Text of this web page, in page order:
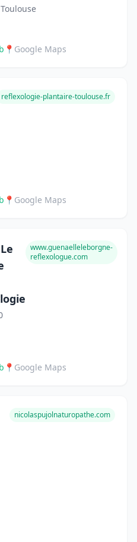
📍 Google Maps
reflexologie-plantaire-toulouse.fr
📍 Google Maps
www.guenaelleleborgne-
reflexologue.com
📍 Google Maps
nicolaspujolnaturopathe.com